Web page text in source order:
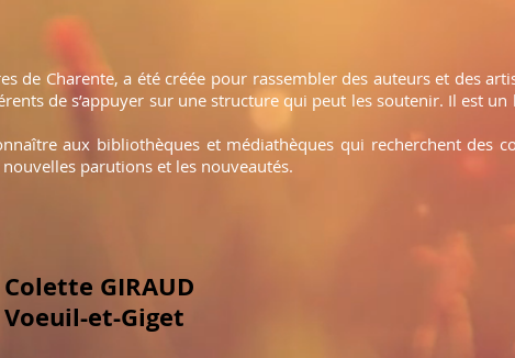
de Charente, a été créée pour rassembler des auteurs et des
de s’appuyer sur une structure qui peut les soutenir. Il est
aux bibliothèques et médiathèques qui recherchent des
parutions et les nouveautés.
Colette GIRAUD
Voeuil-et-Giget